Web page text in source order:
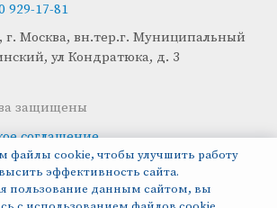
929-17-81
г. Москва, вн.тер.г. Муниципальный
ул Кондратюка, д. 3
защищены
соглашение
Контакты Гарантии СМИ о нас
файлы cookie, чтобы улучшить работу
эффективность сайта.
пользование данным сайтом, вы